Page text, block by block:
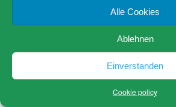
Alle Cookies
Ablehnen
Einverstanden
Cookie policy